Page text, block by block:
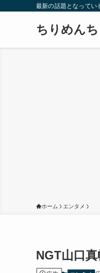
最新の話題となってい
ちりめんち
ホーム エンタメ
NGT山口